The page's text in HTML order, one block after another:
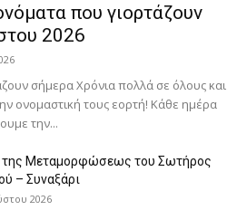
που γιορτάζουν
2026
σήμερα Χρόνια πολλά σε όλους και
ονομαστική τους εορτή! Κάθε ημέρα
την...
της Μεταμορφώσεως του Σωτήρος
– Συναξάρι
2026